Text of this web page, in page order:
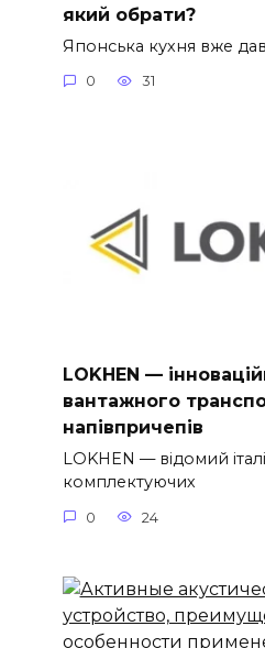
який обрати?
Японська кухня вже
0 31
LOKHEN —
вантажного
напівпричепів
LOKHEN — відомий
комплектуючих
0 24